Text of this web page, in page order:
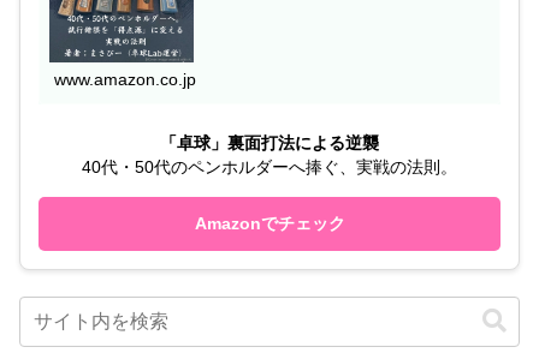
www.amazon.co.jp
「卓球」裏面打法による逆襲
40代・50代のペンホルダーへ捧ぐ、実戦の法則。
Amazonでチェック